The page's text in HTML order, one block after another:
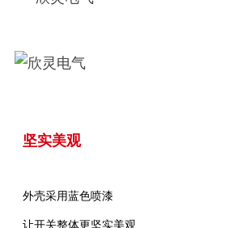
坚实美观
外壳采用蓝色喷漆
让开关整体更坚实美观